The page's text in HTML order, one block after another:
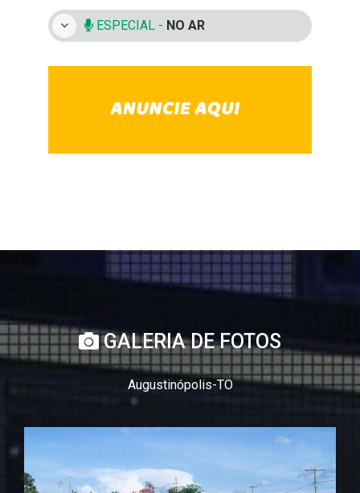
ESPECIAL - NO AR
GALERIA DE FOTOS
Augustinópolis-TO